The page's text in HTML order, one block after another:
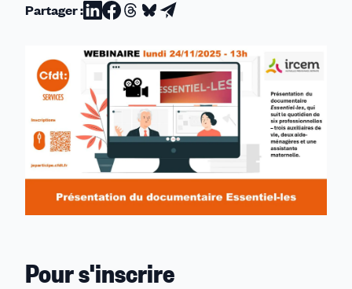
Partager :Partager
Linkedin
Partager
Facebook
Partager
Threads
Partager
Bluesky
Partager
email
Pour s'inscrire